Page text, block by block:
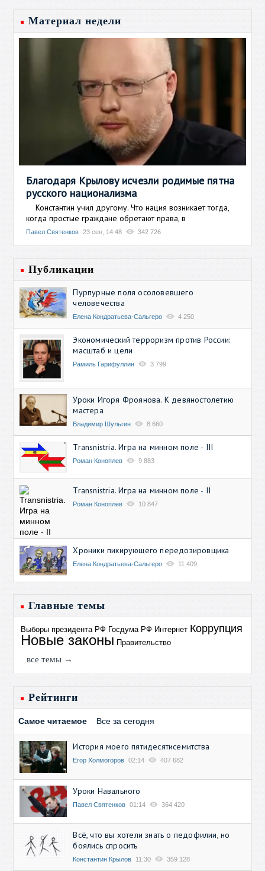
Материал недели
Благодаря Крылову исчезли родимые пятна
русского национализма
Константин учил другому. Что нация возникает тогда,
когда простые граждане обретают права, в
Павел Святенков 23 сен, 14:48 342 726
Публикации
Пурпурные поля осоловевшего
человечества
Елена Кондратьева-Сальгеро 4 250
Экономический терроризм против России:
масштаб и цели
Рамиль Гарифуллин 3 799
Уроки Игоря Фроянова. К девяностолетию
мастера
Владимир Шульгин 8 660
Transnistria. Игра на минном поле - III
Роман Коноплев 9 883
Transnistria. Игра на минном поле - II
Роман Коноплев 10 847
Хроники пикирующего передозировщика
Елена Кондратьева-Сальгеро 11 409
Главные темы
Выборы президента РФ Госдума РФ Интернет Коррупция
Новые законы Правительство
все темы →
Рейтинги
Самое читаемое Все за сегодня
История моего пятидесятисемитства
Егор Холмогоров 02:14 407 682
Уроки Навального
Павел Святенков 01:14 364 420
Всё, что вы хотели знать о педофилии, но
боялись спросить
Константин Крылов 11:30 359 128